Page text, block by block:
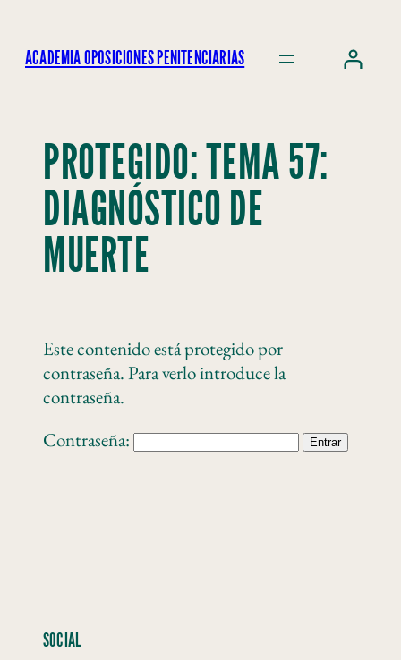
ACADEMIA OPOSICIONES PENITENCIARIAS
PROTEGIDO: TEMA 57:
DIAGNÓSTICO DE
MUERTE
Este contenido está protegido por
contraseña. Para verlo introduce la
contraseña.
Contraseña:
SOCIAL